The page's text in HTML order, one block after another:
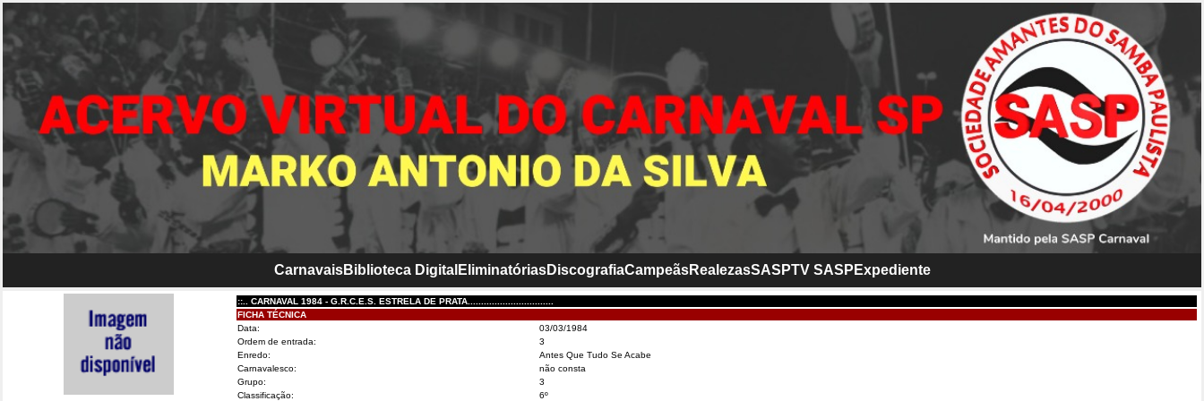
CarnavaisBiblioteca Digital EliminatóriasDiscografiaCampeãsRealezasSASPTV SASP Expediente
::.. CARNAVAL 1984 - G.R.C.E.S. ESTRELA DE PRATA................................
FICHA TÉCNICA
Data:
03/03/1984
Ordem de entrada:
3
Enredo:
Antes Que Tudo Se Acabe
Carnavalesco:
não consta
Grupo:
3
Classificação:
6º